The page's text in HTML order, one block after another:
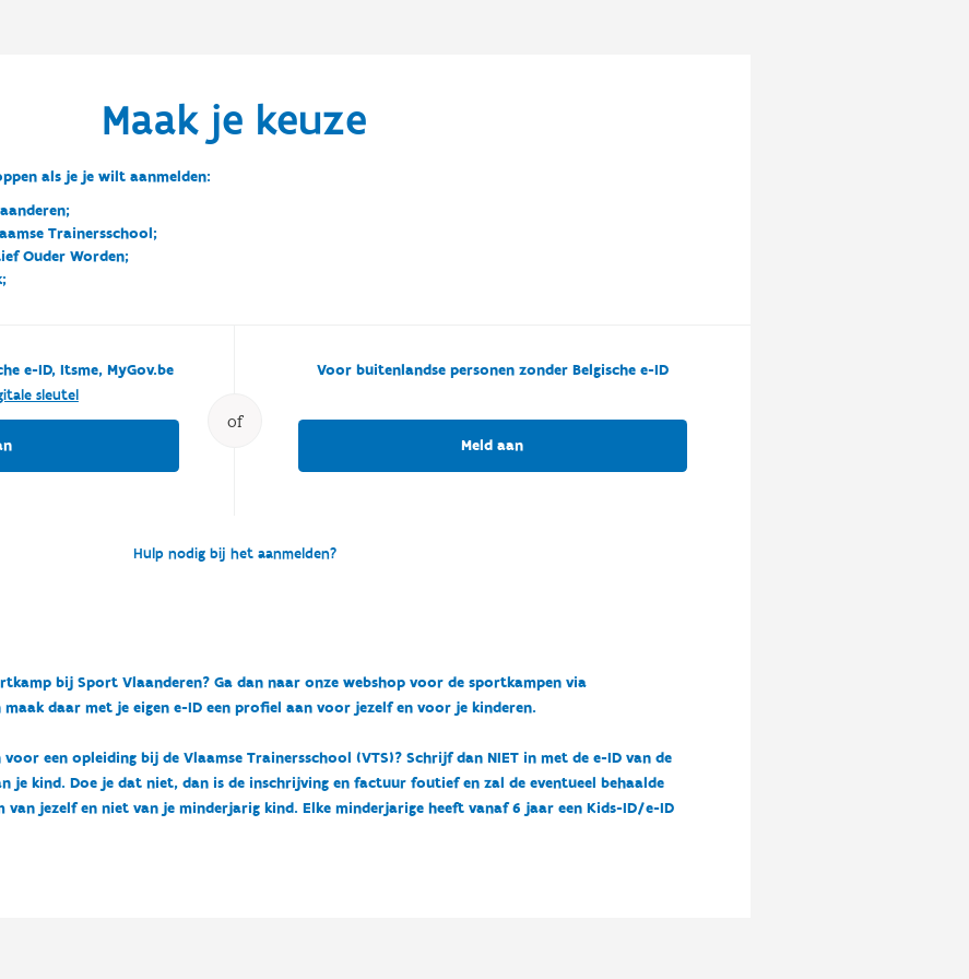
Maak je keuze
als je je wilt aanmelden:
Trainersschool;
Ouder Worden;
of
e-ID, Itsme, MyGov.be
sleutel
Voor buitenlandse personen zonder Belgische e-ID
Meld aan
Hulp nodig bij het aanmelden?
bij Sport Vlaanderen? Ga dan naar onze webshop voor de sportkampen via
daar met je eigen e-ID een profiel aan voor jezelf en voor je kinderen.
een opleiding bij de Vlaamse Trainersschool (VTS)? Schrijf dan NIET in met de e-ID van de
je kind. Doe je dat niet, dan is de inschrijving en factuur foutief en zal de eventueel behaalde
jezelf en niet van je minderjarig kind. Elke minderjarige heeft vanaf 6 jaar een Kids-ID/e-ID